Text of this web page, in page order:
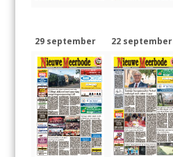
29 september 22 september